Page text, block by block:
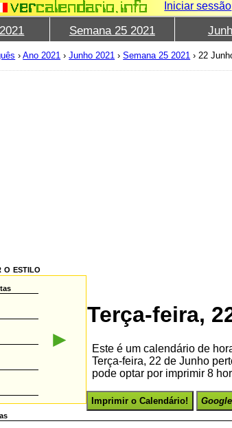
Iniciar sessão
Semana 25 2021
›Ano 2021 ›Junho 2021 ›Semana 25 2021 ›22
o estilo
►
Terça-feira,
Este é um calendário de
Terça-feira, 22 de Junho
pode optar por imprimir 8
Imprimir o Calendário!